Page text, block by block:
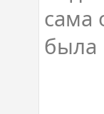
сама
была